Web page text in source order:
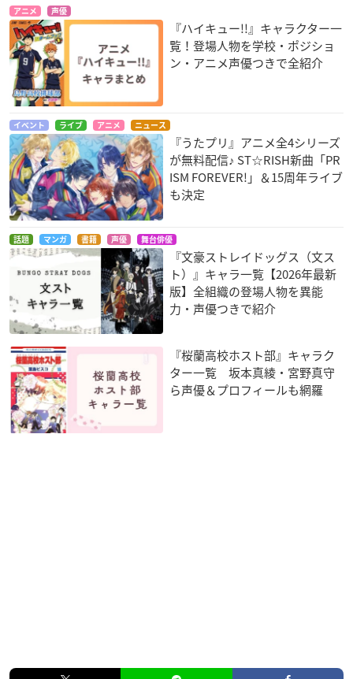
アニメ 声優
『ハイキュー!!』キャラクター一
覧！登場人物を学校・ポジショ
ン・アニメ声優つきで全紹介
イベント ライブ アニメ ニュース
『うたプリ』アニメ全4シリーズ
が無料配信♪ ST☆RISH新曲「PR
ISM FOREVER!」＆15周年ライブ
も決定
話題 マンガ 書籍 声優 舞台俳優
『文豪ストレイドッグス（文ス
ト）』キャラ一覧【2026年最新
版】全組織の登場人物を異能
力・声優つきで紹介
『桜蘭高校ホスト部』キャラク
ター一覧 坂本真綾・宮野真守
ら声優＆プロフィールも網羅